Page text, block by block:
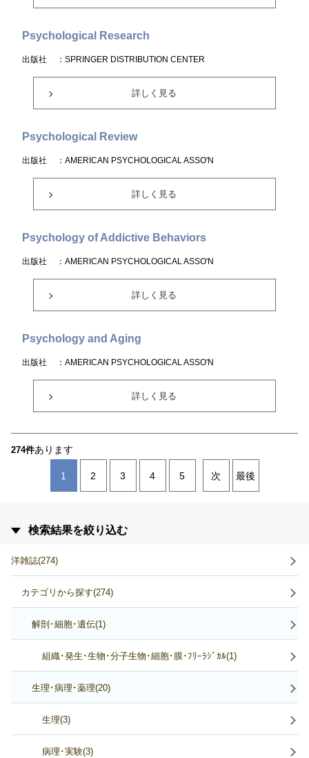
Psychological Research
出版社 ：SPRINGER DISTRIBUTION CENTER
詳しく見る
Psychological Review
出版社 ：AMERICAN PSYCHOLOGICAL ASSO'N
詳しく見る
Psychology of Addictive Behaviors
出版社 ：AMERICAN PSYCHOLOGICAL ASSO'N
詳しく見る
Psychology and Aging
出版社 ：AMERICAN PSYCHOLOGICAL ASSO'N
詳しく見る
274件あります
1 2 3 4 5 次 最後
検索結果を絞り込む
洋雑誌(274)
カテゴリから探す(274)
解剖･細胞･遺伝(1)
組織･発生･生物･分子生物･細胞･膜･ﾌﾘｰﾗｼﾞｶﾙ(1)
生理･病理･薬理(20)
生理(3)
病理･実験(3)